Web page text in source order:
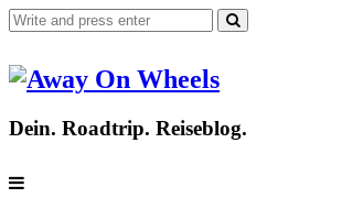
Dein. Roadtrip. Reiseblog.